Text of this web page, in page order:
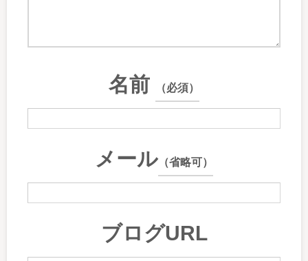
名前 （必須）
メール （省略可）
ブログURL